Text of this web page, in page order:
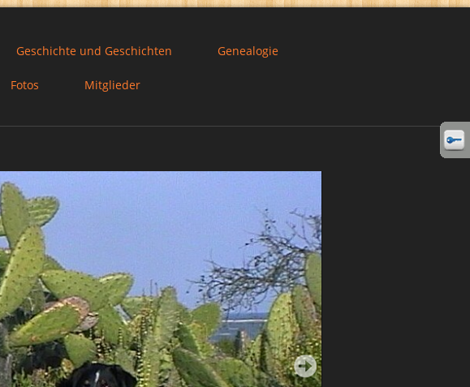
Geschichte und Geschichten Genealogie
Fotos Mitglieder